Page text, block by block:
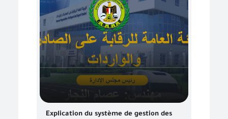
Explication du système de gestion des